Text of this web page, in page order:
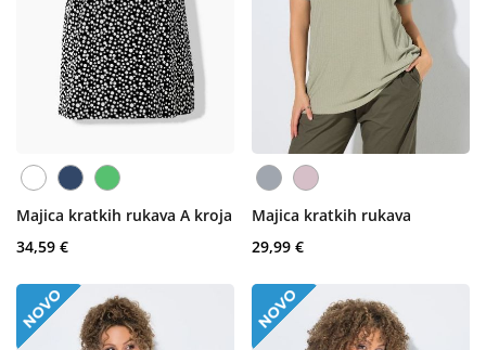
Majica kratkih rukava A kroja
34,59 €
Majica kratkih rukava
29,99 €